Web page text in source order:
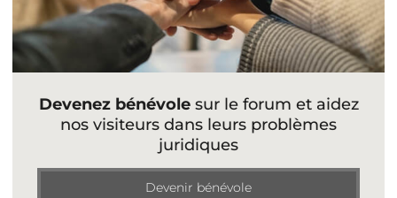
Devenez bénévolesur le forum et aidez
nos visiteurs dans leurs problèmes
juridiques
Devenir bénévole